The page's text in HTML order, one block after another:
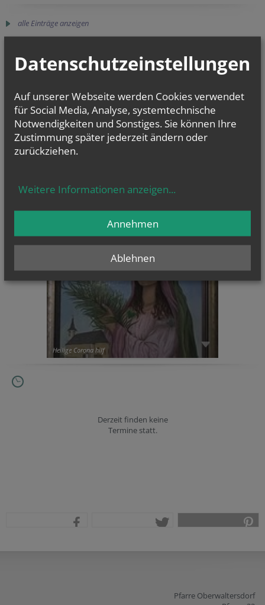
alle Einträge anzeigen
von heute
Mt 16, 24-28
Um welchen Preis kann ein Mensch sein Leben zurückkaufen?
CHRONIK
Heilige Corona hilf
Derzeit finden keine
Termine statt.
Pfarre Oberwaltersdorf
Datenschutzeinstellungen
Auf unserer Webseite werden Cookies verwendet
für Social Media, Analyse, systemtechnische
Notwendigkeiten und Sonstiges. Sie können Ihre
Zustimmung später jederzeit ändern oder
zurückziehen.
Weitere Informationen anzeigen...
Ablehnen
Annehmen